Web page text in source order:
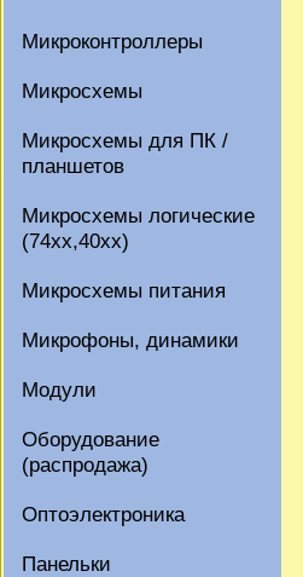
Микроконтроллеры
Микросхемы
Микросхемы для ПК /
планшетов
Микросхемы логические
(74xx,40xx)
Микросхемы питания
Микрофоны, динамики
Модули
Оборудование
(распродажа)
Оптоэлектроника
Панельки